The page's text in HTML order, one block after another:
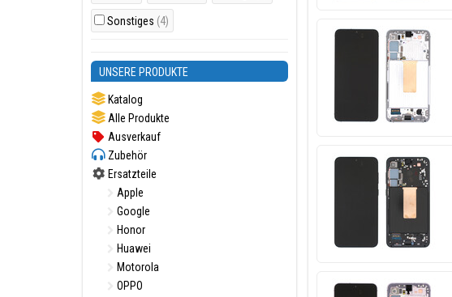
Sonstiges (4)
UNSERE PRODUKTE
Katalog
Alle Produkte
Ausverkauf
Zubehör
Ersatzteile
Apple
Google
Honor
Huawei
Motorola
OPPO